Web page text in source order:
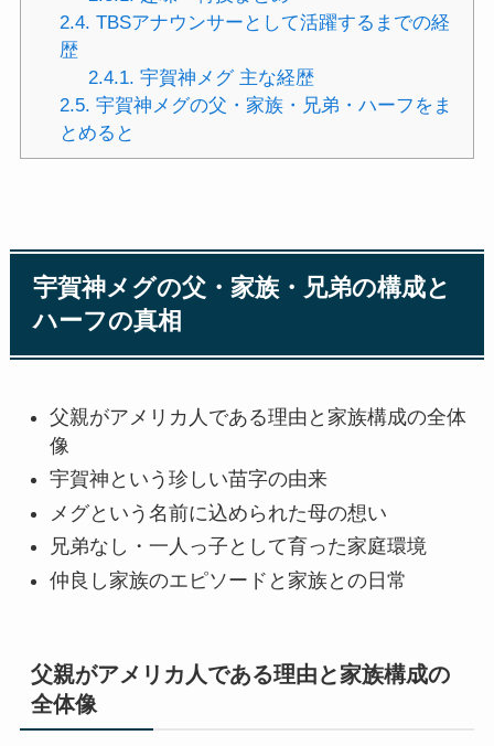
2.4. TBSアナウンサーとして活躍するまでの経
歴
2.4.1. 宇賀神メグ 主な経歴
2.5. 宇賀神メグの父・家族・兄弟・ハーフをま
とめると
宇賀神メグの父・家族・兄弟の構成と
ハーフの真相
父親がアメリカ人である理由と家族構成の全体
像
宇賀神という珍しい苗字の由来
メグという名前に込められた母の想い
兄弟なし・一人っ子として育った家庭環境
仲良し家族のエピソードと家族との日常
父親がアメリカ人である理由と家族構成の
全体像